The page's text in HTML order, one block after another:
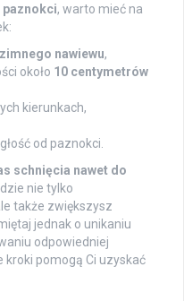
, warto mieć na
zimnego nawiewu,
około 10 centymetrów
kierunkach,
od paznokci.
schnięcia nawet do
nie tylko
także zwiększysz
jednak o unikaniu
odpowiedniej
kroki pomogą Ci uzyskać